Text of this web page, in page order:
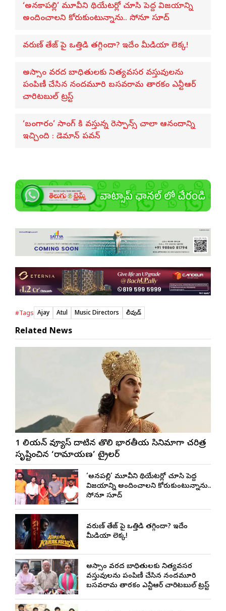
‘అనకాపల్లి’ మూవీని థియేటర్లో చూసి పెద్ద విజయాన్ని
అందించాలని కోరుకుంటున్నాను.. సోనూ సూద్
వరుణ్ తేజ్‌ పై ఒత్తిడి తగ్గిందా? ఇదేం మీడియా లెక్క!
అస్సాం వరద బాధితులకు నిత్యవసర వస్తువులను
పంపిణీ చేసిన నందమూరి బసవరామ తారకం ఎన్టీఆర్
చారిటబుల్ ట్రస్ట్
‘బంగారం’ సాంగ్ కి వస్తున్న రెస్పాన్స్ చాలా ఆనందాన్ని
ఇచ్చింది : డెమాన్ పవన్
#Tags Ajay Atul Music Directors టాలీవుడ్
Related News
1 బిలియన్ వ్యూస్ దాటిన తొలి భారతీయ సినిమాగా చరిత్ర
సృష్టించిన ‘రామాయణ’ ట్రైలర్
‘అనకాపల్లి’ మూవీని థియేటర్లో చూసి పెద్ద
విజయాన్ని అందించాలని కోరుకుంటున్నాను..
సోనూ సూద్
వరుణ్ తేజ్‌ పై ఒత్తిడి తగ్గిందా? ఇదేం
మీడియా లెక్క!
అస్సాం వరద బాధితులకు నిత్యవసర
వస్తువులను పంపిణీ చేసిన నందమూరి
బసవరామ తారకం ఎన్టీఆర్ చారిటబుల్ ట్రస్ట్